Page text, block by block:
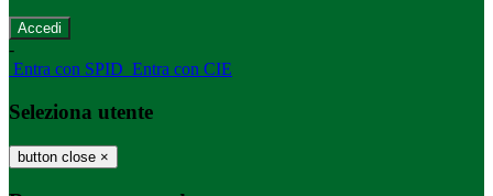
-
Entra con SPID Entra con CIE
Seleziona utente
button close ×